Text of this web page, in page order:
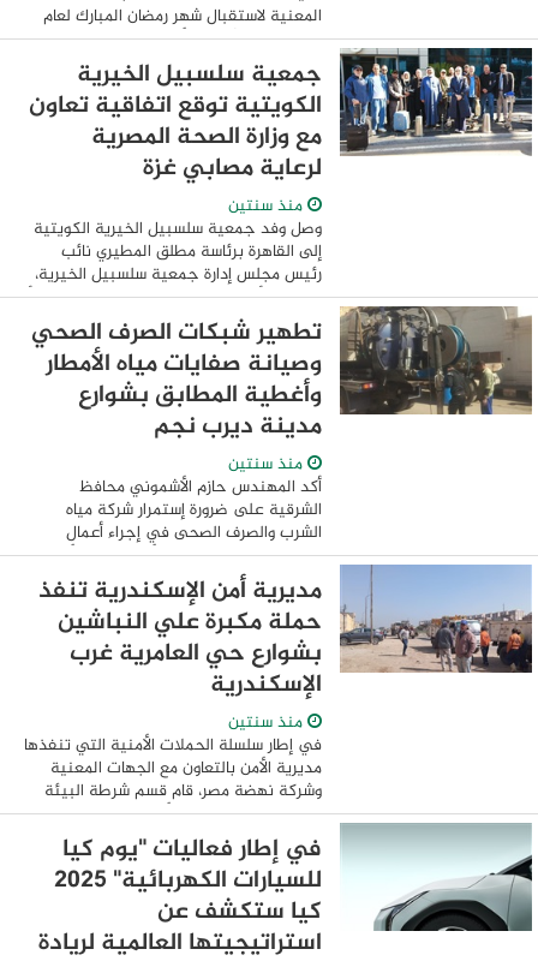
المعنية لاستقبال شهر رمضان المبارك لعام
٢٠٢٥ ، موجهاً كافة الأجهزة التنفيذية
والرقابية بتفعيل غرف العمليات الخاصة بها
على ...
جمعية سلسبيل الخيرية
الكويتية توقع اتفاقية تعاون
مع وزارة الصحة المصرية
لرعاية مصابي غزة
منذ سنتين
وصل وفد جمعية سلسبيل الخيرية الكويتية
إلى القاهرة برئاسة مطلق المطيري نائب
رئيس مجلس إدارة جمعية سلسبيل الخيرية،
وعضوية أحمد الفارسي مدير عام الجمعية، وأ.
عيسي الخضر عضو مجلس الإدارة، ود. أمل
داود ...
تطهير شبكات الصرف الصحي
وصيانة صفايات مياه الأمطار
وأغطية المطابق بشوارع
مدينة ديرب نجم
منذ سنتين
أكد المهندس حازم الأشموني محافظ
الشرقية على ضرورة إستمرار شركة مياه
الشرب والصرف الصحى في إجراء أعمال
الصيانة اللازمة لصفايات الأمطار ورفع الأتربة
منها وتسليك بالوعات الصرف الصحي ومطابق
غرف الصرف ...
مديرية أمن الإسكندرية تنفذ
حملة مكبرة علي النباشين
بشوارع حي العامرية غرب
الإسكندرية
منذ سنتين
في إطار سلسلة الحملات الأمنية التي تنفذها
مديرية الأمن بالتعاون مع الجهات المعنية
وشركة نهضة مصر، قام قسم شرطة البيئة
والمسطحات والجهات الأمنية المعاونة
بتنفيذ حملة مكبرة علي النباشين
المتواجدين ...
في إطار فعاليات "يوم كيا
للسيارات الكهربائية" 2025
كيا ستكشف عن
استراتيجيتها العالمية لريادة